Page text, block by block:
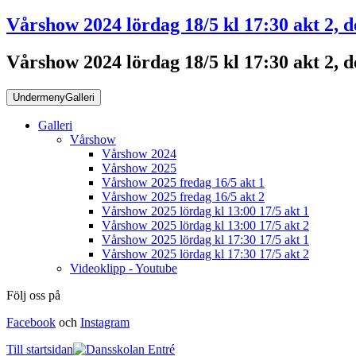
Vårshow 2024 lördag 18/5 kl 17:30 akt 2,
Vårshow 2024 lördag 18/5 kl 17:30 akt 2,
UndermenyGalleri
Galleri
Vårshow
Vårshow 2024
Vårshow 2025
Vårshow 2025 fredag 16/5 akt 1
Vårshow 2025 fredag 16/5 akt 2
Vårshow 2025 lördag kl 13:00 17/5 akt 1
Vårshow 2025 lördag kl 13:00 17/5 akt 2
Vårshow 2025 lördag kl 17:30 17/5 akt 1
Vårshow 2025 lördag kl 17:30 17/5 akt 2
Videoklipp - Youtube
Följ oss på
Facebook och Instagram
Till startsidan